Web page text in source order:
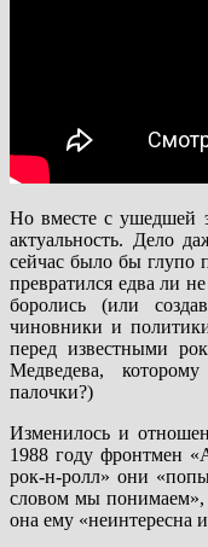
Но вместе с ушедшей
актуальность. Дело
сейчас было бы глупо
превратился едва ли
боролись (или
чиновники и
перед известными
Медведева,
палочки?)
Изменилось и
1988 году фронтмен
рок-н-ролл» они
словом мы понимаем»,
она ему «неинтересна